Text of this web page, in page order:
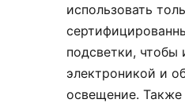
использовать
подсветки, чтобы
электроникой и
освещение.